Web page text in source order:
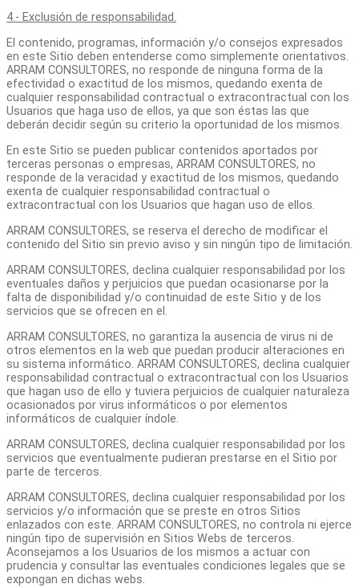
4.- Exclusión de responsabilidad.
El contenido, programas, información y/o consejos expresados
en este Sitio deben entenderse como simplemente orientativos.
ARRAM CONSULTORES, no responde de ninguna forma de la
efectividad o exactitud de los mismos, quedando exenta de
cualquier responsabilidad contractual o extracontractual con los
Usuarios que haga uso de ellos, ya que son éstas las que
deberán decidir según su criterio la oportunidad de los mismos.
En este Sitio se pueden publicar contenidos aportados por
terceras personas o empresas, ARRAM CONSULTORES, no
responde de la veracidad y exactitud de los mismos, quedando
exenta de cualquier responsabilidad contractual o
extracontractual con los Usuarios que hagan uso de ellos.
ARRAM CONSULTORES, se reserva el derecho de modificar el
contenido del Sitio sin previo aviso y sin ningún tipo de limitación.
ARRAM CONSULTORES, declina cualquier responsabilidad por los
eventuales daños y perjuicios que puedan ocasionarse por la
falta de disponibilidad y/o continuidad de este Sitio y de los
servicios que se ofrecen en el.
ARRAM CONSULTORES, no garantiza la ausencia de virus ni de
otros elementos en la web que puedan producir alteraciones en
su sistema informático. ARRAM CONSULTORES, declina cualquier
responsabilidad contractual o extracontractual con los Usuarios
que hagan uso de ello y tuviera perjuicios de cualquier naturaleza
ocasionados por virus informáticos o por elementos
informáticos de cualquier índole.
ARRAM CONSULTORES, declina cualquier responsabilidad por los
servicios que eventualmente pudieran prestarse en el Sitio por
parte de terceros.
ARRAM CONSULTORES, declina cualquier responsabilidad por los
servicios y/o información que se preste en otros Sitios
enlazados con este. ARRAM CONSULTORES, no controla ni ejerce
ningún tipo de supervisión en Sitios Webs de terceros.
Aconsejamos a los Usuarios de los mismos a actuar con
prudencia y consultar las eventuales condiciones legales que se
expongan en dichas webs.